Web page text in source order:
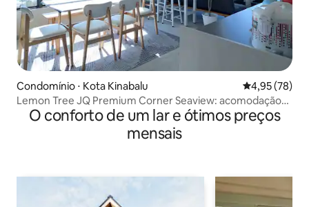
Condomínio ⋅ Kota Kinabalu 4,95 de uma
4,95 (78)
Lemon Tree JQ Premium Corner Seaview: acomodação
em esquina com vista para o mar, próxima ao píer
O conforto de um lar e ótimos preços
mensais